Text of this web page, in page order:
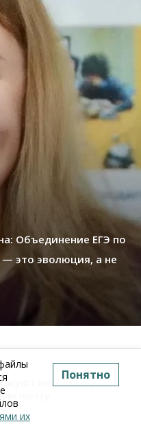
Объединение ЕГЭ по
это эволюция, а не
новосибирские
почту
их
Понятно